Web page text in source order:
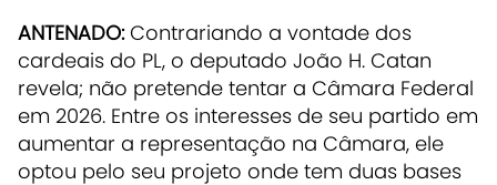
ANTENADO:Contrariando a vontade dos
cardeais do PL, o deputado João H. Catan
revela; não pretende tentar a Câmara Federal
em 2026. Entre os interesses de seu partido em
aumentar a representação na Câmara, ele
optou pelo seu projeto onde tem duas bases